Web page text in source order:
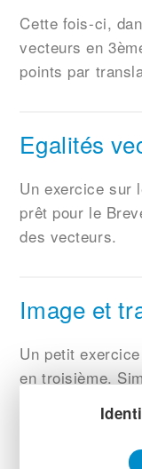
Cette fois-ci,
vecteurs en
points par
Egalités
Un exercice sur
prêt pour le
des vecteurs.
Image et
Un petit
en troisième.
votre cours.